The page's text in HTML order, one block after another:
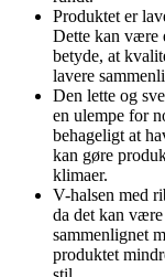
Produktet er
Dette kan være
betyde, at
lavere
Den lette og
en ulempe for
behageligt at
kan gøre
klimaer.
V-halsen med
da det kan
sammenlignet
produktet